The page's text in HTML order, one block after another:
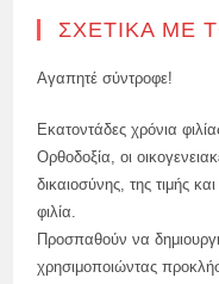
ΣΧΕΤΙΚΆ ΜΕ
Αγαπητέ σύντροφε!
Εκατοντάδες χρόνια
Ορθοδοξία, οι
δικαιοσύνης, της τιμής
φιλία.
Προσπαθούν να
χρησιμοποιώντας